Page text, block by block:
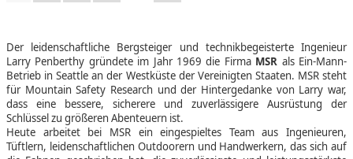
Der leidenschaftliche Bergsteiger und technikbegeisterte Ingenieur
Larry Penberthy gründete im Jahr 1969 die Firma MSR als Ein-Mann-
Betrieb in Seattle an der Westküste der Vereinigten Staaten. MSR steht
für Mountain Safety Research und der Hintergedanke von Larry war,
dass eine bessere, sicherere und zuverlässigere Ausrüstung der
Schlüssel zu größeren Abenteuern ist.
Heute arbeitet bei MSR ein eingespieltes Team aus Ingenieuren,
Tüftlern, leidenschaftlichen Outdoorern und Handwerkern, das sich auf